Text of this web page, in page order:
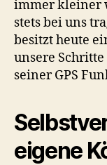
immer kleiner
stets bei uns
besitzt heute
unsere
seiner GPS
eigene